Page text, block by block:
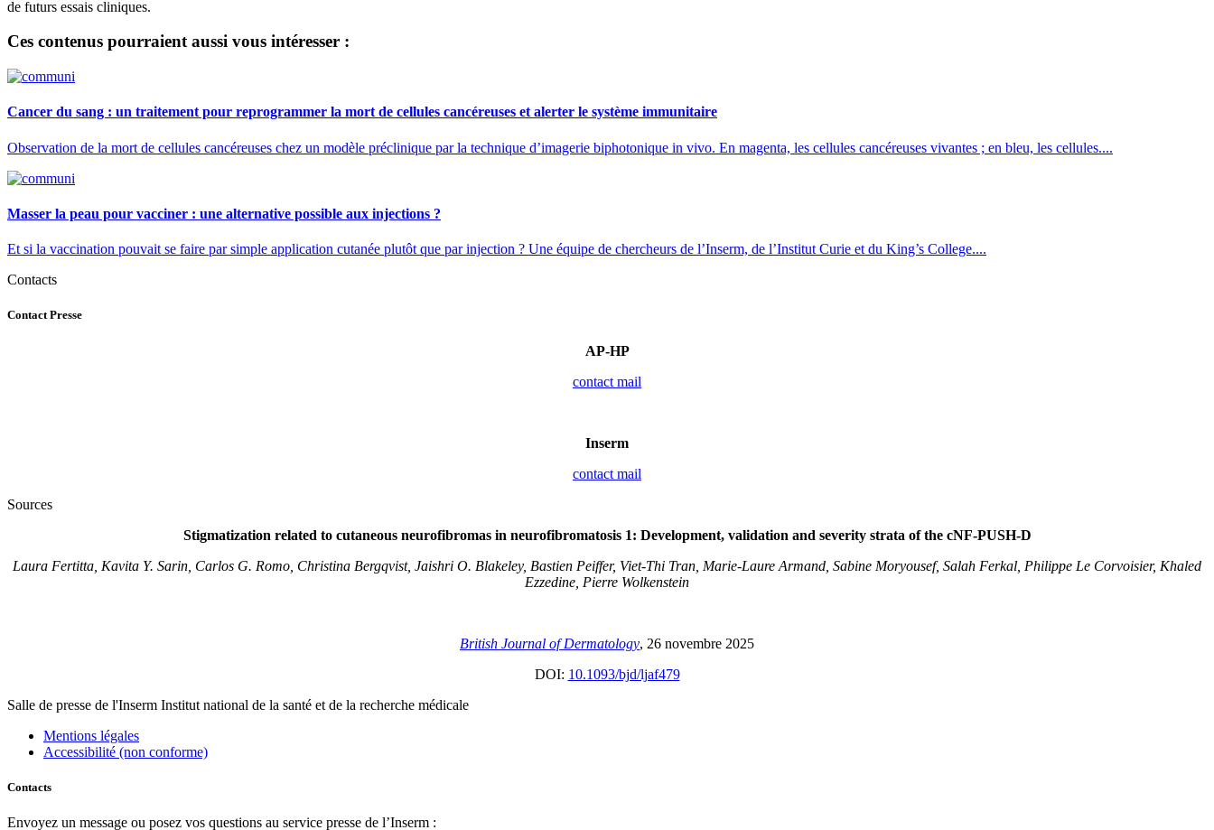
de futurs essais cliniques.
Ces contenus pourraient aussi vous intéresser :
Cancer du sang : un traitement pour reprogrammer la mort de cellules cancéreuses et alerter le système immunitaire
Observation de la mort de cellules cancéreuses chez un modèle préclinique par la technique d’imagerie biphotonique in vivo. En magenta, les cellules cancéreuses vivantes ; en bleu, les cellules....
Masser la peau pour vacciner : une alternative possible aux injections ?
Et si la vaccination pouvait se faire par simple application cutanée plutôt que par injection ? Une équipe de chercheurs de l’Inserm, de l’Institut Curie et du King’s College....
Contacts
Contact Presse
AP-HP
contact mail
Inserm
contact mail
Sources
Stigmatization related to cutaneous neurofibromas in neurofibromatosis 1: Development, validation and severity strata of the cNF-PUSH-D
Laura Fertitta, Kavita Y. Sarin, Carlos G. Romo, Christina Bergqvist, Jaishri O. Blakeley, Bastien Peiffer, Viet-Thi Tran, Marie-Laure Armand, Sabine Moryousef, Salah Ferkal, Philippe Le Corvoisier, Khaled
Ezzedine, Pierre Wolkenstein
British Journal of Dermatology, 26 novembre 2025
DOI: 10.1093/bjd/ljaf479
Salle de presse de l'Inserm Institut national de la santé et de la recherche médicale
Mentions légales
Accessibilité (non conforme)
Contacts
Envoyez un message ou posez vos questions au service presse de l’Inserm :